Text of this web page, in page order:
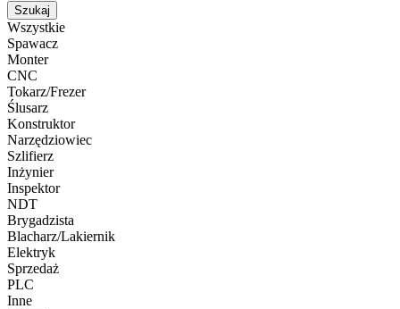
Szukaj
Wszystkie
Spawacz
Monter
CNC
Tokarz/Frezer
Ślusarz
Konstruktor
Narzędziowiec
Szlifierz
Inżynier
Inspektor
NDT
Brygadzista
Blacharz/Lakiernik
Elektryk
Sprzedaż
PLC
Inne